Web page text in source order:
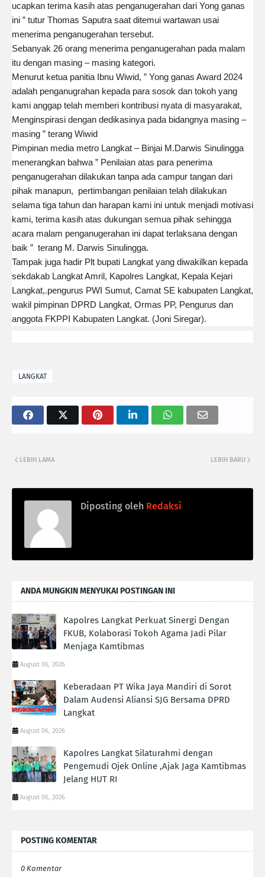
ucapkan terima kasih atas penganugerahan dari Yong ganas
ini ” tutur Thomas Saputra saat ditemui wartawan usai
menerima penganugerahan tersebut.
Sebanyak 26 orang menerima penganugerahan pada malam
itu dengan masing – masing kategori.
Menurut ketua panitia Ibnu Wiwid, ” Yong ganas Award 2024
adalah penganugrahan kepada para sosok dan tokoh yang
kami anggap telah memberi kontribusi nyata di masyarakat,
Menginspirasi dengan dedikasinya pada bidangnya masing –
masing ” terang Wiwid
Pimpinan media metro Langkat – Binjai M.Darwis Sinulingga
menerangkan bahwa ” Penilaian atas para penerima
penganugerahan dilakukan tanpa ada campur tangan dari
pihak manapun, pertimbangan penilaian telah dilakukan
selama tiga tahun dan harapan kami ini untuk menjadi motivasi
kami, terima kasih atas dukungan semua pihak sehingga
acara malam penganugerahan ini dapat terlaksana dengan
baik ” terang M. Darwis Sinulingga.
Tampak juga hadir Plt bupati Langkat yang diwakilkan kepada
sekdakab Langkat Amril, Kapolres Langkat, Kepala Kejari
Langkat,.pengurus PWI Sumut, Camat SE kabupaten Langkat,
wakil pimpinan DPRD Langkat, Ormas PP, Pengurus dan
anggota FKPPI Kabupaten Langkat. (Joni Siregar).
LANGKAT
LEBIH BARU
LEBIH LAMA
Diposting oleh Redaksi
ANDA MUNGKIN MENYUKAI POSTINGAN INI
Kapolres Langkat Perkuat Sinergi Dengan
FKUB, Kolaborasi Tokoh Agama Jadi Pilar
Menjaga Kamtibmas
August 06, 2026
Keberadaan PT Wika Jaya Mandiri di Sorot
Dalam Audensi Aliansi SJG Bersama DPRD
Langkat
August 06, 2026
Kapolres Langkat Silaturahmi dengan
Pengemudi Ojek Online ,Ajak Jaga Kamtibmas
Jelang HUT RI
August 06, 2026
POSTING KOMENTAR
0 Komentar